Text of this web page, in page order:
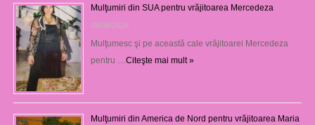
Mulţumiri din SUA pentru vrăjitoarea Mercedeza
08/08/2026
Mulţumesc şi pe această cale vrăjitoarei Mercedeza
pentru …Citeşte mai mult »
Mulţumiri din America de Nord pentru vrăjitoarea Maria